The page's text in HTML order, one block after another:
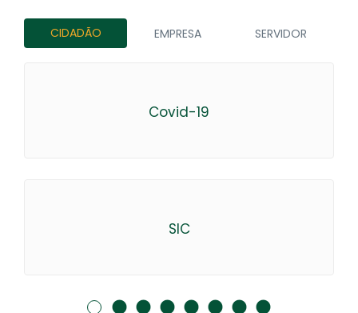
CIDADÃO EMPRESA SERVIDOR
Covid-19
SIC